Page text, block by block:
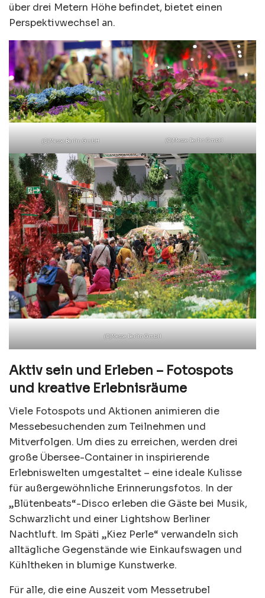
über drei Metern Höhe befindet, bietet einen
Perspektivwechsel an.
(C)Messe Berlin GmbH (C)Messe Berlin GmbH
(C)Messe Berlin GmbH
Aktiv sein und Erleben – Fotospots
und kreative Erlebnisräume
Viele Fotospots und Aktionen animieren die
Messebesuchenden zum Teilnehmen und
Mitverfolgen. Um dies zu erreichen, werden drei
große Übersee-Container in inspirierende
Erlebniswelten umgestaltet – eine ideale Kulisse
für außergewöhnliche Erinnerungsfotos. In der
„Blütenbeats“-Disco erleben die Gäste bei Musik,
Schwarzlicht und einer Lightshow Berliner
Nachtluft. Im Späti „Kiez Perle“ verwandeln sich
alltägliche Gegenstände wie Einkaufswagen und
Kühltheken in blumige Kunstwerke.
Für alle, die eine Auszeit vom Messetrubel